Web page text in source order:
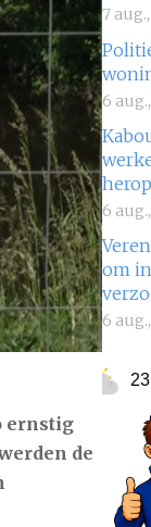
7
6
6
om
6
ernstig
de